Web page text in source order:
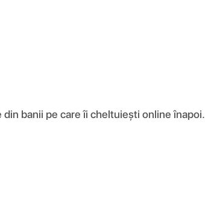
banii pe care îi cheltuiești online înapoi.